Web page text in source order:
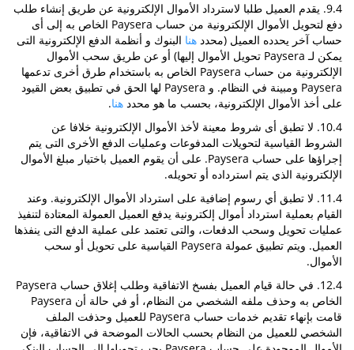
9.4. يقدم العميل طلبا لاسترداد الأموال الإلكترونية عن طريق إنشاء طلب
دفع لتحويل الأموال الإلكترونية من حساب Paysera الخاص به إلى أى
حساب آخر يحدده العميل (محدد هنا البنوك و أنظمة الدفع الإلكترونية التى
يمكن لـ Paysera تحويل الأموال إليها) أو عن طريق سحب الأموال
الإلكترونية من حساب Paysera الخاص به باستخدام طرق أخرى تدعمها
Paysera ومبينة في النظام. و Paysera لها الحق في تطبيق بعض القيود
على أخذ الأموال الإلكترونية، بحسب ما هو محدد هنا.
10.4. لا تطبق أى شروط معينة لأخذ الأموال الإلكترونية خلافا عن
الشروط القياسية لتحويلات المدفوعات وعمليات الدفع الأخرى التى يتم
إجراؤها على حساب Paysera. على أن يقوم العميل باختيار مبلغ الأموال
الإلكترونية الذي يتم استرداده أو تحويله.
11.4. لا تطبق أي رسوم إضافية على استرداد الأموال الإلكترونية. وعند
القيام بعملية استرداد أموال إلكترونية يدفع العميل العمولة المعتادة لتنفيذ
عمليات تحويل وسحب الدفعات، والتى تعتمد على عملية الدفع التى ينفذها
العميل. ويتم تطبيق عمولة Paysera القياسية على تحويل أو سحب
الأموال.
12.4. في حالة قيام العميل بفسخ الاتفاقية وطلب إغلاق حساب Paysera
الخاص به وحذف ملفه الشخصي من النظام، أو في حالة أن Paysera
قامت بإنهاء تقديم خدمات حساب Paysera للعميل وحذفت الملف
الشخصي للعميل من النظام بحسب الحالات الموضحة في الاتفاقية، فإن